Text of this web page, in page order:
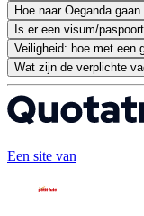
Hoe naar Oeganda gaan
Is er een visum/
Veiligheid: hoe met een
Wat zijn de verplichte
Een site van